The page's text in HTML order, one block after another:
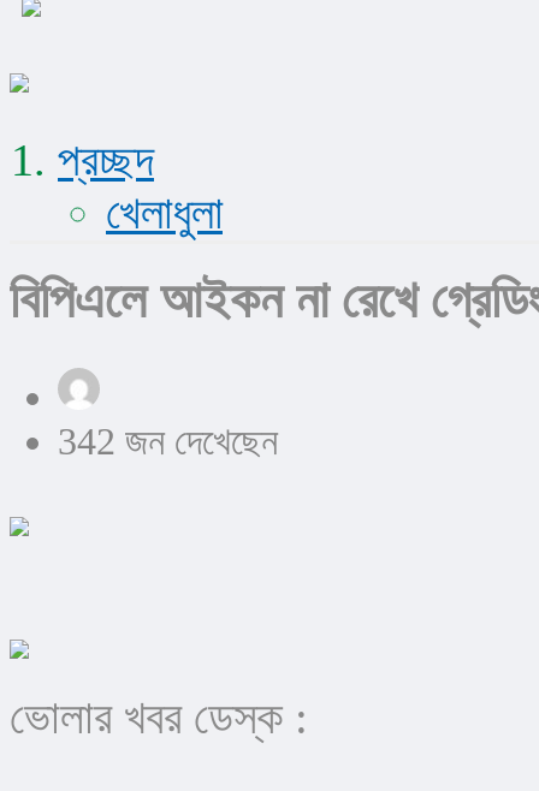
প্রচ্ছদ
খেলাধুলা
বিপিএলে আইকন না রেখে
342 জন দেখেছেন
ভোলার খবর ডেস্ক :